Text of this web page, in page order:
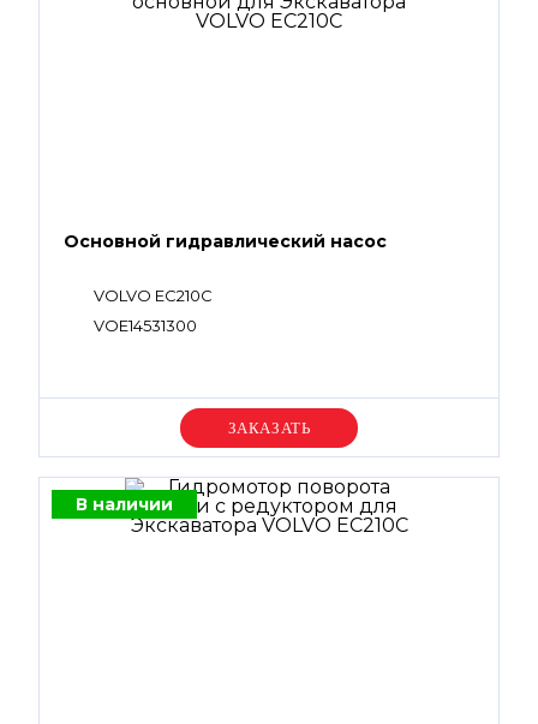
Основной гидравлический насос
VOLVO EC210C
VOE14531300
Уточняйте цену
В наличии